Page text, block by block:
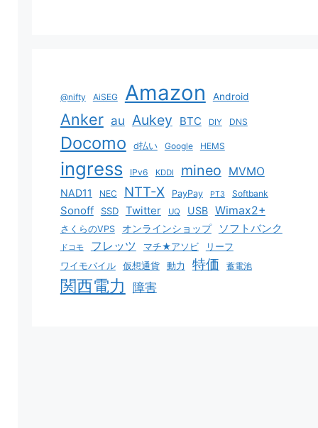
@nifty AiSEG Amazon Android
Anker au Aukey BTC DIY DNS
Docomo d払い Google HEMS
ingress IPv6 KDDI mineo MVMO
NAD11 NEC NTT-X PayPay PT3 Softbank
Sonoff SSD Twitter UQ USB Wimax2+
さくらのVPS オンラインショップ ソフトバンク
ドコモ フレッツ マチ★アソビ
リーフ
ワイモバイル
仮想通貨 動力 特価 蓄電池
関西電力 障害